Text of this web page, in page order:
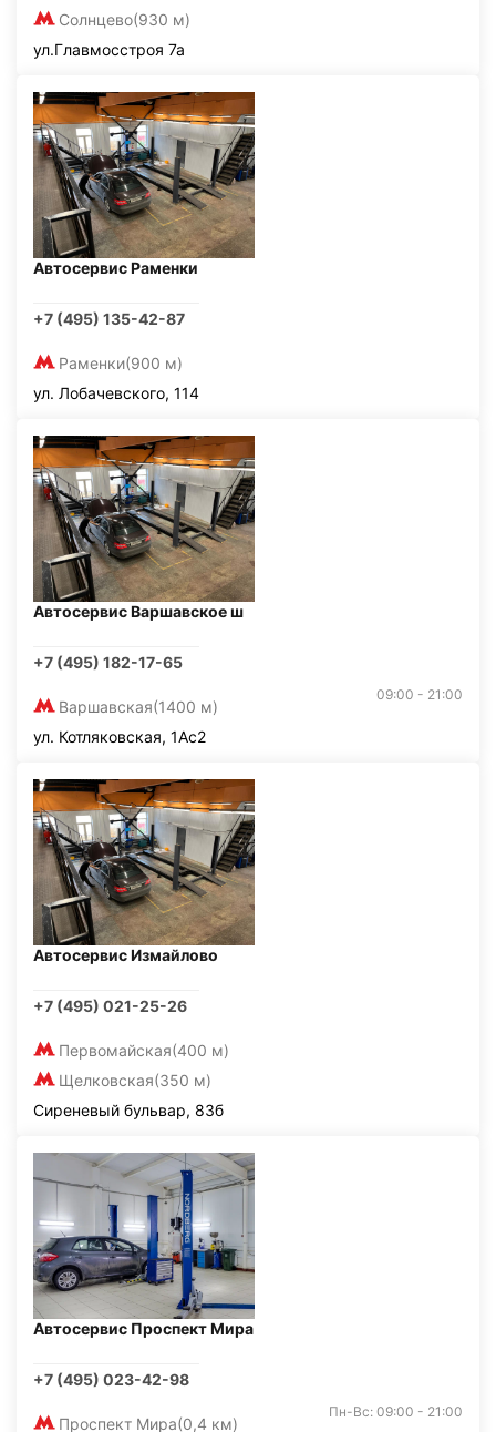
Солнцево(930 м)
ул.Главмосстроя 7а
Автосервис Раменки
+7 (495) 135-42-87
Раменки(900 м)
ул. Лобачевского, 114
Автосервис Варшавское ш
+7 (495) 182-17-65
Варшавская(1400 м)
09:00 - 21:00
ул. Котляковская, 1Ас2
Автосервис Измайлово
+7 (495) 021-25-26
Первомайская(400 м)
Щелковская(350 м)
Сиреневый бульвар, 83б
Автосервис Проспект Мира
+7 (495) 023-42-98
Проспект Мира(0,4 км)
Пн-Вс: 09:00 - 21:00